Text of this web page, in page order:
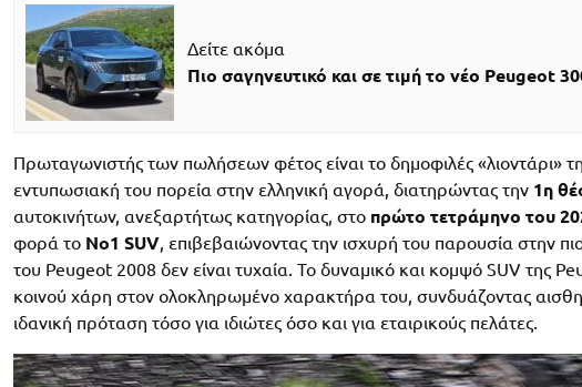
Δείτε ακόμα
Πιο σαγηνευτικό και σε τιμή το νέο Peugeot
Πρωταγωνιστής των πωλήσεων φέτος είναι το δημοφιλές «λιοντάρι»
εντυπωσιακή του πορεία στην ελληνική αγορά, διατηρώντας την 1η
αυτοκινήτων, ανεξαρτήτως κατηγορίας, στο πρώτο τετράμηνο του
φορά το Νο1 SUV, επιβεβαιώνοντας την ισχυρή του παρουσία στην
του Peugeot 2008 δεν είναι τυχαία. Το δυναμικό και κομψό SUV της
κοινού χάρη στον ολοκληρωμένο χαρακτήρα του, συνδυάζοντας
ιδανική πρόταση τόσο για ιδιώτες όσο και για εταιρικούς πελάτες.